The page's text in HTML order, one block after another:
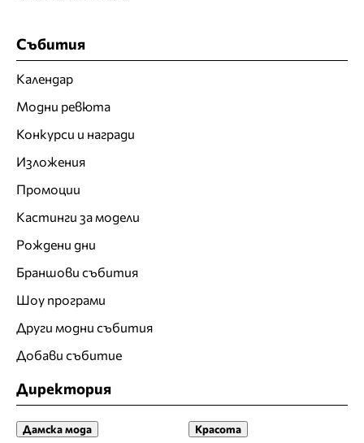
Събития
Календар
Модни ревюта
Конкурси и награди
Изложения
Промоции
Кастинги за модели
Рождени дни
Браншови събития
Шоу програми
Други модни събития
Добави събитие
Директория
Дамска мода Красота